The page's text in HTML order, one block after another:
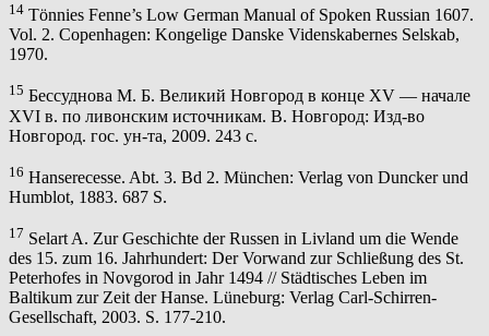
14 Tönnies Fenne’s Low German Manual of Spoken Russian 1607.
Vol. 2. Copenhagen: Kongelige Danske Videnskabernes Selskab,
1970.
15 Бессуднова М. Б. Великий Новгород в конце XV — начале
XVI в. по ливонским источникам. В. Новгород: Изд-во
Новгород. гос. ун-та, 2009. 243 с.
16 Hanserecesse. Abt. 3. Bd 2. München: Verlag von Duncker und
Humblot, 1883. 687 S.
17 Selart A. Zur Geschichte der Russen in Livland um die Wende
des 15. zum 16. Jahrhundert: Der Vorwand zur Schließung des St.
Peterhofes in Novgorod in Jahr 1494 // Städtisches Leben im
Baltikum zur Zeit der Hanse. Lüneburg: Verlag Carl-Schirren-
Gesellschaft, 2003. S. 177-210.